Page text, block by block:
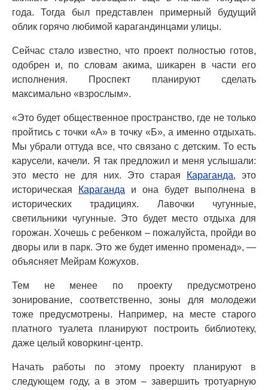
года. Тогда был представлен примерный будущий
облик горячо любимой карагандинцами улицы.
Сейчас стало известно, что проект полностью готов,
одобрен и, по словам акима, шикарен в части его
исполнения. Проспект планируют сделать
максимально «взрослым».
«Это будет общественное пространство, где не только
пройтись с точки «А» в точку «Б», а именно отдыхать.
Мы убрали оттуда все, что связано с детским. То есть
карусели, качели. Я так предложил и меня услышали:
это место не для них. Это старая
Караганда, это
историческая
Караганда и она будет выполнена в
исторических традициях. Лавочки чугунные,
светильники чугунные. Это будет место отдыха для
горожан. Хочешь с ребенком – пожалуйста, пройди во
дворы или в парк. Это же будет именно променад», —
объясняет Мейрам Кожухов.
Тем не менее по проекту предусмотрено
зонирование, соответственно, зоны для молодежи
тоже предусмотрены. Например, на месте старого
платного туалета планируют построить библиотеку,
даже целый коворкинг-центр.
Начать работы по этому проекту планируют в
следующем году, а в этом – завершить тротуарную